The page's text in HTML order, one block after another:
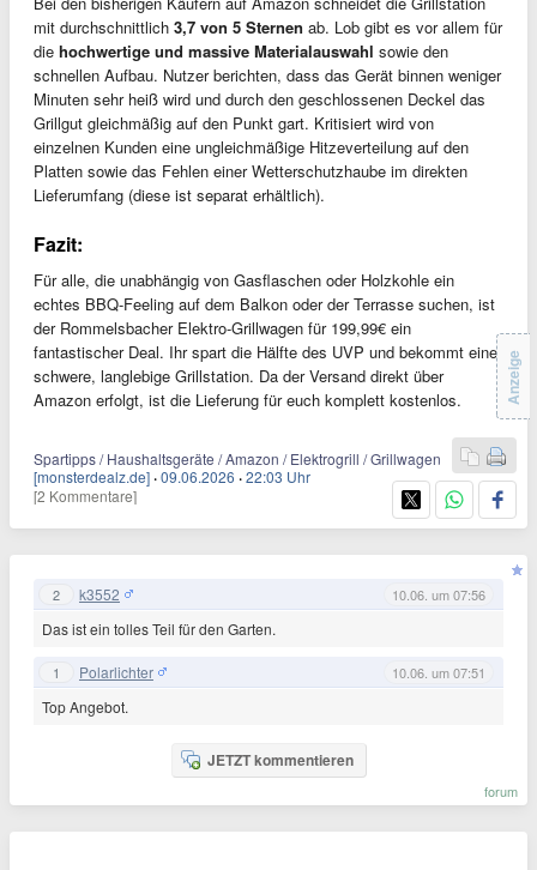
mit durchschnittlich 3,7 von 5 Sternen ab. Lob gibt es vor allem für
die hochwertige und massive Materialauswahl sowie den
schnellen Aufbau. Nutzer berichten, dass das Gerät binnen weniger
Minuten sehr heiß wird und durch den geschlossenen Deckel das
Grillgut gleichmäßig auf den Punkt gart. Kritisiert wird von
einzelnen Kunden eine ungleichmäßige Hitzeverteilung auf den
Platten sowie das Fehlen einer Wetterschutzhaube im direkten
Lieferumfang (diese ist separat erhältlich).
Fazit:
Für alle, die unabhängig von Gasflaschen oder Holzkohle ein
echtes BBQ-Feeling auf dem Balkon oder der Terrasse suchen, ist
der Rommelsbacher Elektro-Grillwagen für 199,99€ ein
fantastischer Deal. Ihr spart die Hälfte des UVP und bekommt eine
schwere, langlebige Grillstation. Da der Versand direkt über
Amazon erfolgt, ist die Lieferung für euch komplett kostenlos.
Spartipps / Haushaltsgeräte / Amazon / Elektrogrill / Grillwagen
[monsterdealz.de] ·09.06.2026 ·22:03 Uhr
[2 Kommentare]
Anzeige
2 k3552 10.06. um 07:56
Das ist ein tolles Teil für den Garten.
1 Polarlichter 10.06. um 07:51
Top Angebot.
JETZT kommentieren
forum